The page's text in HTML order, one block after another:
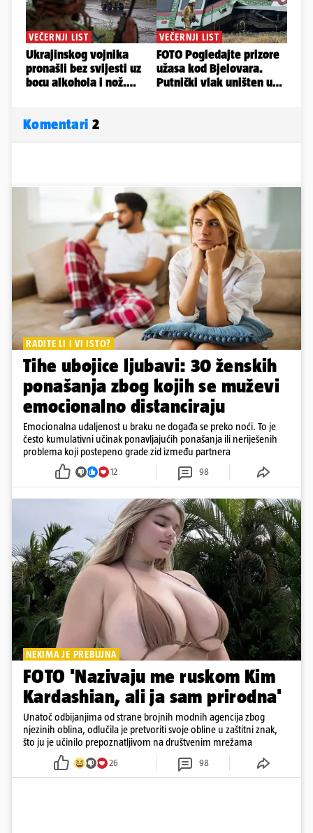
Komentari 2
RADITE LI I VI ISTO?
Tihe ubojice ljubavi: 30 ženskih
ponašanja zbog kojih se muževi
emocionalno distanciraju
Emocionalna udaljenost u braku ne događa se preko noći. To je
često kumulativni učinak ponavljajućih ponašanja ili neriješenih
problema koji postepeno grade zid između partnera
12 98
NEKIMA JE PREBUJNA
FOTO 'Nazivaju me ruskom Kim
Kardashian, ali ja sam prirodna'
Unatoč odbijanjima od strane brojnih modnih agencija zbog
njezinih oblina, odlučila je pretvoriti svoje obline u zaštitni znak,
što ju je učinilo prepoznatljivom na društvenim mrežama
26 98